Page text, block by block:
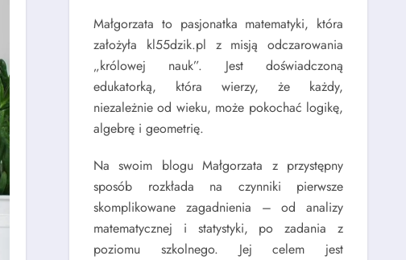
Małgorzata to pasjonatka matematyki, która
założyła kl55dzik.pl z misją odczarowania
„królowej nauk”. Jest doświadczoną
edukatorką, która wierzy, że każdy,
niezależnie od wieku, może pokochać logikę,
algebrę i geometrię.
Na swoim blogu Małgorzata z przystępny
sposób rozkłada na czynniki pierwsze
skomplikowane zagadnienia – od analizy
matematycznej i statystyki, po zadania z
poziomu szkolnego. Jej celem jest